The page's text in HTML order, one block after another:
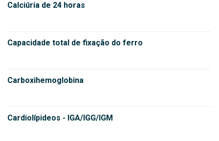
Calciúria de 24 horas
Capacidade total de fixação do ferro
Carboxihemoglobina
Cardiolípideos - IGA/IGG/IGM